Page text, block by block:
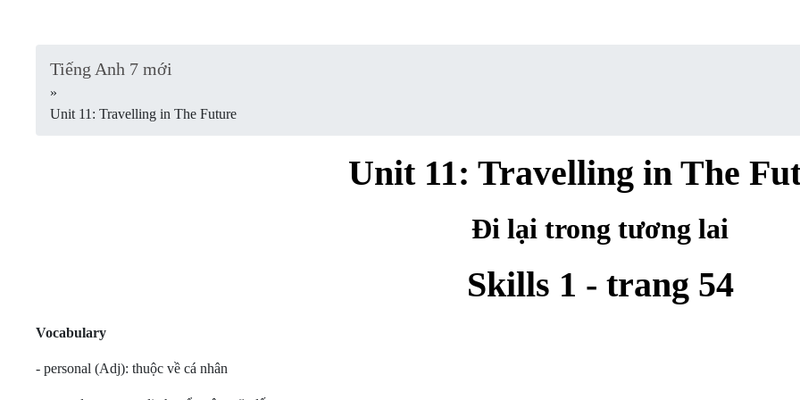
Tiếng Anh 7 mới
»
Unit 11: Travelling in The Future
Unit 11: Travelling in The
Đi lại trong tương lai
Skills 1 - trang 54
Vocabulary
- personal (Adj): thuộc về cá nhân